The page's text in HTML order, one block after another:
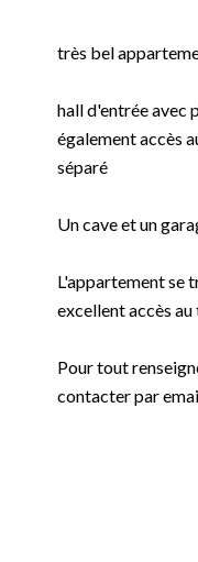
très bel
hall d'entrée avec
également accès
séparé
Un cave et un
L'appartement se
excellent accès
Pour tout
contacter par